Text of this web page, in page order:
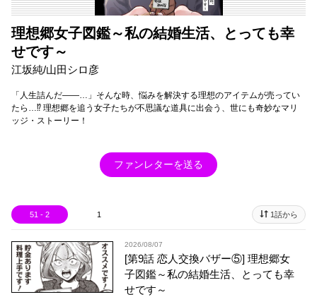
理想郷女子図鑑～私の結婚生活、とっても幸
せです～
江坂純/山田シロ彦
「人生詰んだ——…」そんな時、悩みを解決する理想のアイテムが売ってい
たら…⁉ 理想郷を追う女子たちが不思議な道具に出会う、世にも奇妙なマリ
ッジ・ストーリー！
ファンレターを送る
51 - 2 1 1話から
2026/08/07
[第9話 恋人交換バザー⑤] 理想郷女
子図鑑～私の結婚生活、とっても幸
せです～